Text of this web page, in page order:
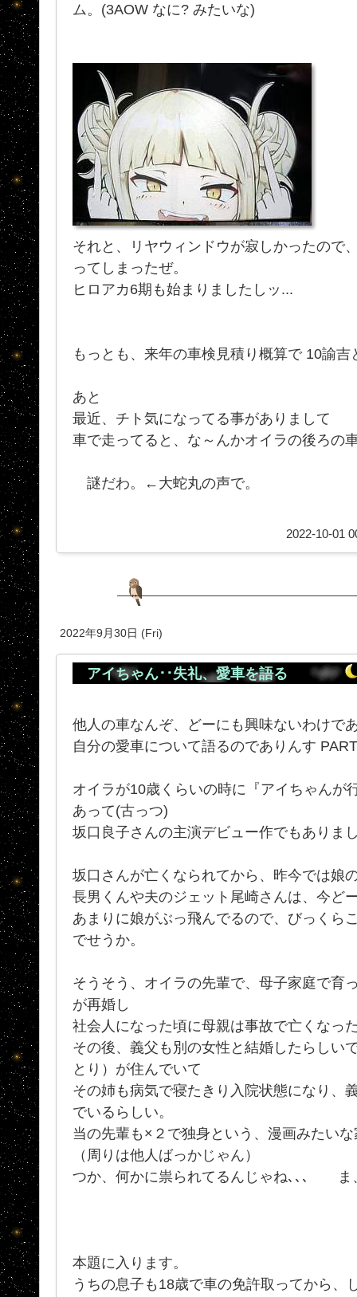
ム。(3AOW なに? みたいな)
それと、リヤウィンドウが寂しかったので
ってしまったぜ。
ヒロアカ6期も始まりましたしッ...
もっとも、来年の車検見積り概算で 10諭
あと
最近、チト気になってる事がありまして
車で走ってると、な～んかオイラの後ろの
謎だわ。←大蛇丸の声で。
2022-10-01
2022年9月30日 (Fri)
アイちゃん･･失礼、愛車を語る
他人の車なんぞ、どーにも興味ないわけで
自分の愛車について語るのでありんす
オイラが10歳くらいの時に『アイちゃんが
あって(古っつ)
坂口良子さんの主演デビュー作でもありま
坂口さんが亡くなられてから、昨今では娘
長男くんや夫のジェット尾崎さんは、今ど
あまりに娘がぶっ飛んでるので、びっくら
でせうか。
そうそう、オイラの先輩で、母子家庭で育
が再婚し
社会人になった頃に母親は事故で亡くなっ
その後、義父も別の女性と結婚したらしい
とり）が住んでいて
その姉も病気で寝たきり入院状態になり、
でいるらしい。
当の先輩も×２で独身という、漫画みたい
（周りは他人ばっかじゃん）
つか、何かに祟られてるんじゃね､､､ ま
本題に入ります。
うちの息子も18歳で車の免許取ってから、